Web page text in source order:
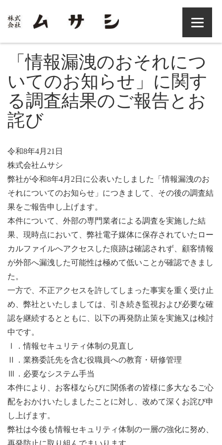
「情報漏洩のおそれにつ
いてのお知らせ」に関す
る調査結果のご報告とお
詫び
令和8年4月21日
株式会社ムサシ
弊社が令和8年4月2日に公表いたしました「情報漏洩のお
それについてのお知らせ」につきまして、その後の調査結
果をご報告申し上げます。
本件について、外部の専門業者による調査を実施した結
果、現時点において、弊社電子媒体に保存されていたロー
カルファイルへアクセスした痕跡は確認されず、顧客情報
が外部へ漏洩した可能性は極めて低いことが確認できまし
た。
一方で、不正アクセスを許してしまった事実を重く受け止
め、弊社といたしましては、引き続き監視および必要な確
認を継続するとともに、以下の再発防止策を実施又は検討
中です。
Ⅰ．情報セキュリティ体制の見直し
Ⅱ．業務委託先を含む役職員への教育・研修管理
Ⅲ．必要なシステム手当
本件により、お客様ならびに関係者の皆様に多大なるご心
配をおかけいたしましたことに対し、改めて深くお詫び申
し上げます。
弊社は今後も情報セキュリティ体制の一層の強化に努め、
再発防止に取り組んでまいります。